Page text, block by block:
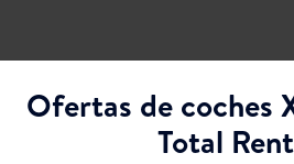
Ofertas de coches
Total